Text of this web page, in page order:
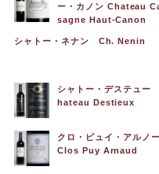
ー・カノン Chateau
sagne Haut-Canon
シャトー・ネナン Ch. Nenin
シャトー・デステュー
hateau Destieux
クロ・ピュイ・アルノ
Clos Puy Arnaud